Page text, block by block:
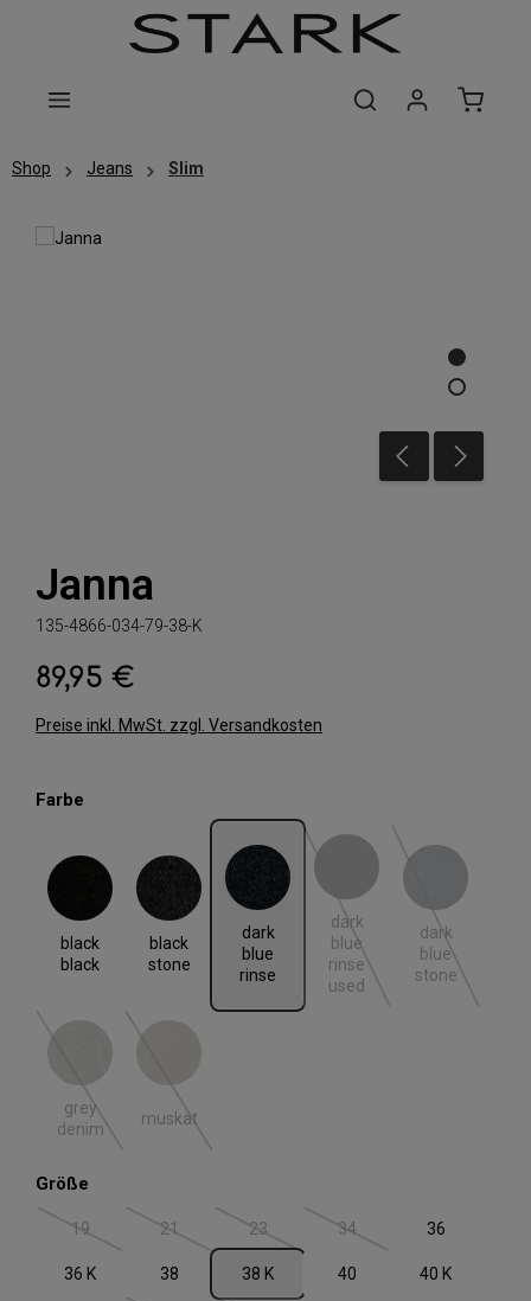
Zum Hauptinhalt springen
Shop Jeans Slim
Janna
135-4866-034-79-38-K
Regulärer Preis:
89,95 €
Preise inkl. MwSt. zzgl. Versandkosten
Farbe
black
black
black black
black
stone
black stone
dark
blue
rinse
dark blue rinse
dark
blue
rinse
used
dark blue rinse used
(Diese Option ist zurzeit
dark
blue
stone
dark blue stone
(Diese
grey
denim
grey denim
(Diese Option ist zurzeit nicht verfügbar.)
muskat
muskat
(Diese Option ist zurzeit nicht verfügbar.)
Größe
19(Diese Option ist zurzeit nicht verfügbar.)
21(Diese Option ist zurzeit nicht verfügbar.)
23(Diese Option ist zurzeit nicht verfügbar.)
34(Diese Option ist zurzeit
36
36 K 38 38 K 40 40 K